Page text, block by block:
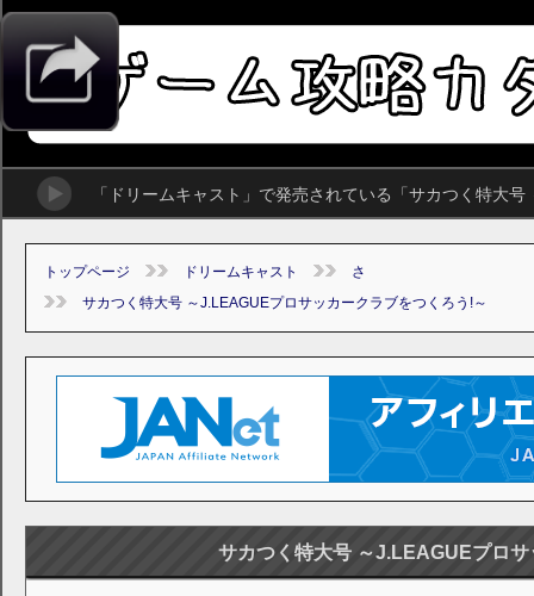
トップページ ドリームキャスト
さ
サカつく特大号 ～J.LEAGUEプロサッカークラブをつくろう!～
サカつく特大号 ～J.LEAGUEプロ